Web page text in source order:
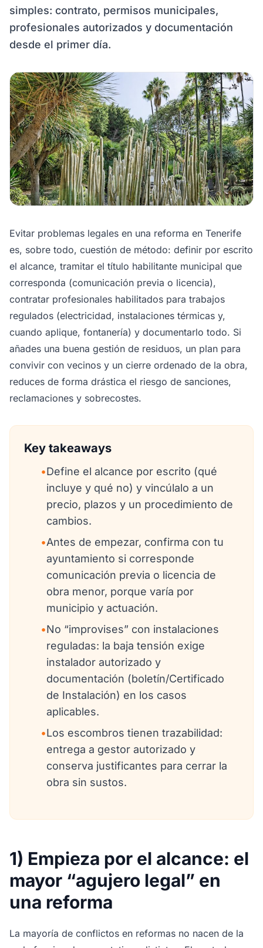
simples: contrato, permisos municipales,
profesionales autorizados y documentación
desde el primer día.
Evitar problemas legales en una reforma en Tenerife
es, sobre todo, cuestión de método: definir por escrito
el alcance, tramitar el título habilitante municipal que
corresponda (comunicación previa o licencia),
contratar profesionales habilitados para trabajos
regulados (electricidad, instalaciones térmicas y,
cuando aplique, fontanería) y documentarlo todo. Si
añades una buena gestión de residuos, un plan para
convivir con vecinos y un cierre ordenado de la obra,
reduces de forma drástica el riesgo de sanciones,
reclamaciones y sobrecostes.
Key takeaways
•Define el alcance por escrito (qué
incluye y qué no) y vincúlalo a un
precio, plazos y un procedimiento de
cambios.
•Antes de empezar, confirma con tu
ayuntamiento si corresponde
comunicación previa o licencia de
obra menor, porque varía por
municipio y actuación.
•No “improvises” con instalaciones
reguladas: la baja tensión exige
instalador autorizado y
documentación (boletín/Certificado
de Instalación) en los casos
aplicables.
•Los escombros tienen trazabilidad:
entrega a gestor autorizado y
conserva justificantes para cerrar la
obra sin sustos.
1) Empieza por el alcance: el
mayor “agujero legal” en
una reforma
La mayoría de conflictos en reformas no nacen de la